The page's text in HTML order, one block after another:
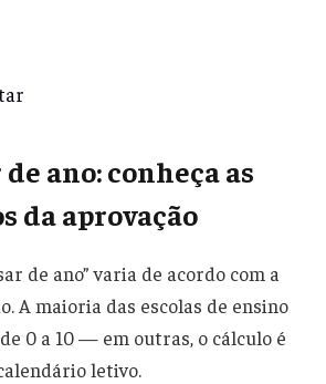
ano: conheça as
da aprovação
de ano” varia de acordo com a
A maioria das escolas de ensino
0 a 10 — em outras, o cálculo é
letivo.